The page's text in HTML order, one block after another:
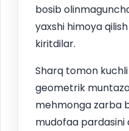
bosib
yaxshi himoya
kiritdilar.
Sharq tomon
geometrik
mehmonga zarba
mudofaa